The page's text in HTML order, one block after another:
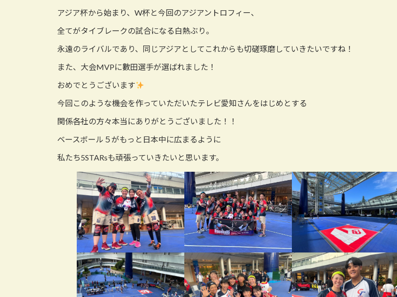
アジア杯から始まり、W杯と今回のアジアントロフィー、
全てがタイブレークの試合になる白熱ぶり。
永遠のライバルであり、同じアジアとしてこれからも切磋琢磨していきたいですね！
また、大会MVPに數田選手が選ばれました！
おめでとうございます
今回このような機会を作っていただいたテレビ愛知さんをはじめとする
関係各社の方々本当にありがとうございました！！
ベースボール５がもっと日本中に広まるように
私たち5STARsも頑張っていきたいと思います。